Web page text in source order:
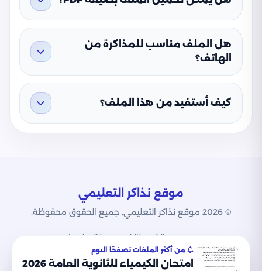
هل الملف مناسب للمذاكرة من
موقع نذاكر التعليمي
من نحنالشروطالخصوصيةاتصل بنا